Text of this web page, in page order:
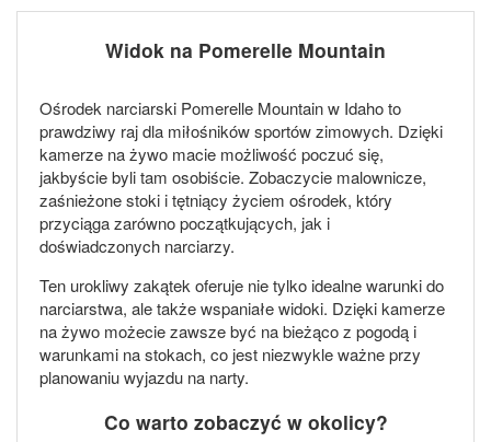
Widok na Pomerelle Mountain
Ośrodek narciarski Pomerelle Mountain w Idaho to
prawdziwy raj dla miłośników sportów zimowych. Dzięki
kamerze na żywo macie możliwość poczuć się,
jakbyście byli tam osobiście. Zobaczycie malownicze,
zaśnieżone stoki i tętniący życiem ośrodek, który
przyciąga zarówno początkujących, jak i
doświadczonych narciarzy.
Ten urokliwy zakątek oferuje nie tylko idealne warunki do
narciarstwa, ale także wspaniałe widoki. Dzięki kamerze
na żywo możecie zawsze być na bieżąco z pogodą i
warunkami na stokach, co jest niezwykle ważne przy
planowaniu wyjazdu na narty.
Co warto zobaczyć w okolicy?